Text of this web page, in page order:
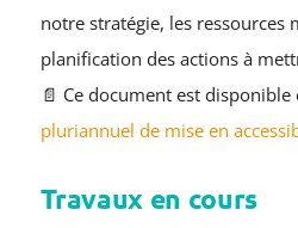
notre stratégie, les ressources
planification des actions à
📄 Ce document est
pluriannuel de mise en
Travaux en cours